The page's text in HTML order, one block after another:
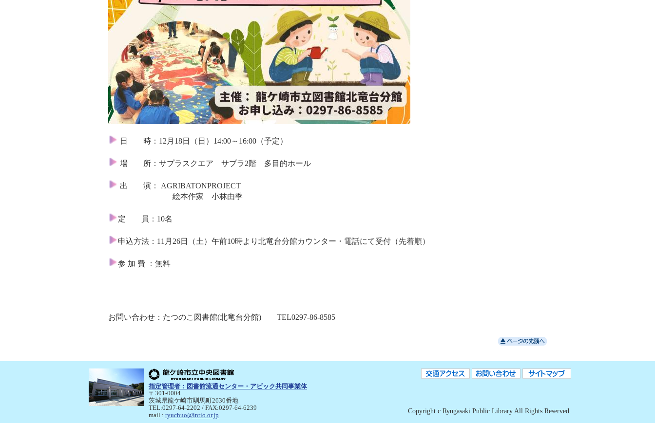
日 時：12月18日（日）14:00～16:00（予定）
場 所：サプラスクエア サプラ2階 多目的ホール
出 演： AGRIBATONPROJECT
絵本作家 小林由季
定 員：10名
申込方法：11月26日（土）午前10時より北竜台分館カウンター・電話にて受付（先着順）
参 加 費 ：無料
お問い合わせ：たつのこ図書館(北竜台分館) TEL0297-86-8585
指定管理者： 図書館流通センター・アビック共同事業体
〒301-0004
茨城県龍ケ崎市馴馬町2630番地
TEL:0297-64-2202 / FAX:0297-64-6239
mail : ryuchuo@intio.or.jp
Copyright c Ryugasaki Public Library All Rights Reserved.